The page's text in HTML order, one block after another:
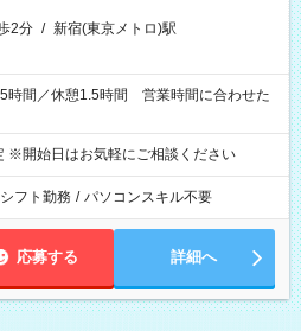
2分 / 新宿(東京メトロ)駅
※開始日はお気軽にご相談ください
シフト勤務 / パソコンスキル不要
応募する 詳細へ